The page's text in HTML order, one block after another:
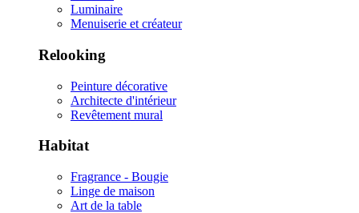
Luminaire
Menuiserie et créateur
Relooking
Peinture décorative
Architecte d'intérieur
Revêtement mural
Habitat
Fragrance - Bougie
Linge de maison
Art de la table